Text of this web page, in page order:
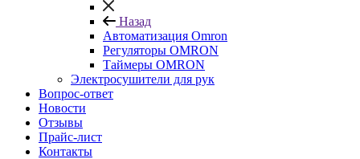
Назад
Автоматизация Omron
Регуляторы OMRON
Таймеры OMRON
Электросушители для рук
Вопрос-ответ
Новости
Отзывы
Прайс-лист
Контакты